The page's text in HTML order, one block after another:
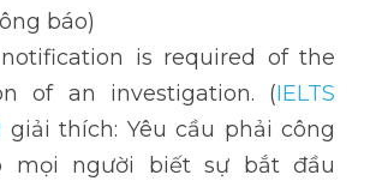
báo)
is required of the
of an investigation. (IELTS
giải thích: Yêu cầu phải công
mọi người biết sự bắt đầu